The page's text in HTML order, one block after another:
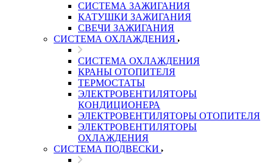
СИСТЕМА ЗАЖИГАНИЯ
КАТУШКИ ЗАЖИГАНИЯ
СВЕЧИ ЗАЖИГАНИЯ
СИСТЕМА ОХЛАЖДЕНИЯ
СИСТЕМА ОХЛАЖДЕНИЯ
КРАНЫ ОТОПИТЕЛЯ
ТЕРМОСТАТЫ
ЭЛЕКТРОВЕНТИЛЯТОРЫ
КОНДИЦИОНЕРА
ЭЛЕКТРОВЕНТИЛЯТОРЫ ОТОПИТЕЛЯ
ЭЛЕКТРОВЕНТИЛЯТОРЫ
ОХЛАЖДЕНИЯ
СИСТЕМА ПОДВЕСКИ